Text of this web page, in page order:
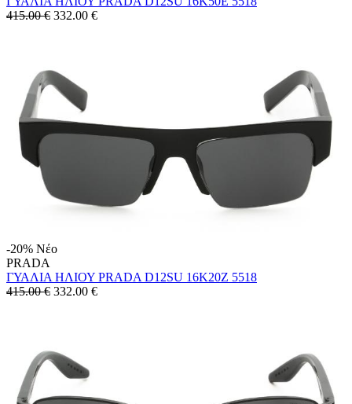
415.00 € 332.00 €
-20% Νέο
PRADA
ΓΥΑΛΙΑ ΗΛΙΟΥ PRADA D12SU 16K20Z 5518
415.00 € 332.00 €